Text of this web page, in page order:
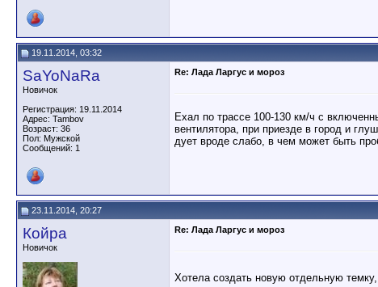
19.11.2014, 03:32
SaYoNaRa
Новичок
Регистрация: 19.11.2014
Адрес: Tambov
Возраст: 36
Пол: Мужской
Сообщений: 1
Re: Лада Ларгус и мороз
Ехал по трассе 100-130 км/ч с
вентилятора, при приезде в город и
дует вроде слабо, в чем может быть
23.11.2014, 20:27
Койра
Новичок
Re: Лада Ларгус и мороз
Хотела создать новую отдельную